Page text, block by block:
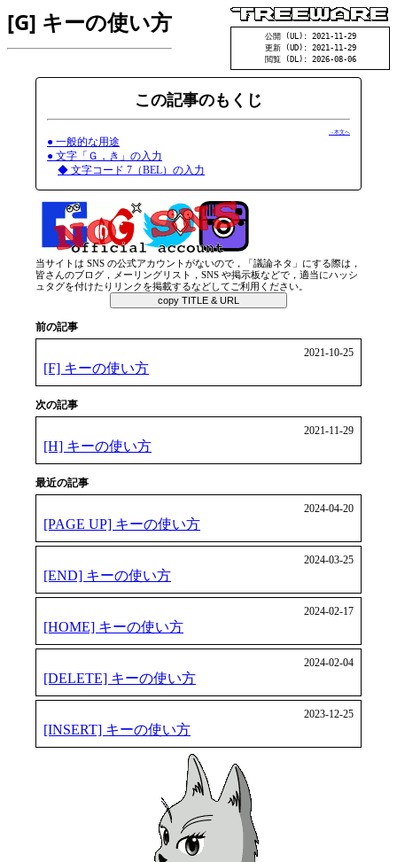
[G] キーの使い方
公開 (UL): 2021-11-29
更新 (UD): 2021-11-29
閲覧 (DL): 2026-08-06
この記事のもくじ
→本文へ
● 一般的な用途
● 文字「Ｇ，き」の入力
◆ 文字コード 7（BEL）の入力
当サイトは SNS の公式アカウントがないので，「議論ネタ」にする際は，
皆さんのブログ，メーリングリスト，SNS や掲示板などで，適当にハッシ
ュタグを付けたりリンクを掲載するなどしてご利用ください。
copy TITLE & URL
前の記事
2021-10-25
[F] キーの使い方
次の記事
2021-11-29
[H] キーの使い方
最近の記事
2024-04-20
[PAGE UP] キーの使い方
2024-03-25
[END] キーの使い方
2024-02-17
[HOME] キーの使い方
2024-02-04
[DELETE] キーの使い方
2023-12-25
[INSERT] キーの使い方